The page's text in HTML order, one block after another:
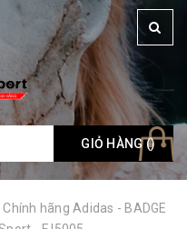
Giỏ hàng: ()
GIỎ HÀNG ()
hãng Adidas - BADGE